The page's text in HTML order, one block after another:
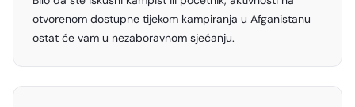
otvorenom dostupne tijekom kampiranja u Afganistanu
ostat će vam u nezaboravnom sjećanju.